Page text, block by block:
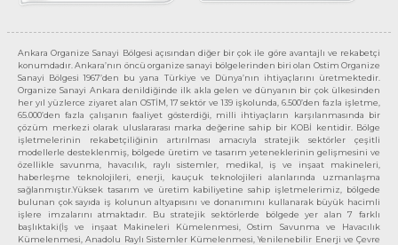
Ankara Organize Sanayi Bölgesi açısından diğer bir çok ile göre avantajlı ve rekabetçi
konumdadır. Ankara’nın öncü organize sanayi bölgelerinden biri olan Ostim Organize
Sanayi Bölgesi 1967’den bu yana Türkiye ve Dünya’nın ihtiyaçlarını üretmektedir.
Organize Sanayi Ankara denildiğinde ilk akla gelen ve dünyanın bir çok ülkesinden
her yıl yüzlerce ziyaret alan OSTİM, 17 sektör ve 139 işkolunda, 6.500’den fazla işletme,
65.000’den fazla çalışanın faaliyet gösterdiği, milli ihtiyaçların karşılanmasında bir
çözüm merkezi olarak uluslararası marka değerine sahip bir KOBİ kentidir. Bölge
işletmelerinin rekabetçiliğinin artırılması amacıyla stratejik sektörler çeşitli
modellerle desteklenmiş, bölgede üretim ve tasarım yeteneklerinin gelişmesini ve
özellikle savunma, havacılık, raylı sistemler, medikal, iş ve inşaat makineleri,
haberleşme teknolojileri, enerji, kauçuk teknolojileri alanlarında uzmanlaşma
sağlanmıştır.Yüksek tasarım ve üretim kabiliyetine sahip işletmelerimiz, bölgede
bulunan çok sayıda iş kolunun altyapısını ve donanımını kullanarak büyük hacimli
işlere imzalarını atmaktadır. Bu stratejik sektörlerde bölgede yer alan 7 farklı
başlıktaki(İş ve inşaat Makineleri Kümelenmesi, Ostim Savunma ve Havacılık
Kümelenmesi, Anadolu Raylı Sistemler Kümelenmesi, Yenilenebilir Enerji ve Çevre